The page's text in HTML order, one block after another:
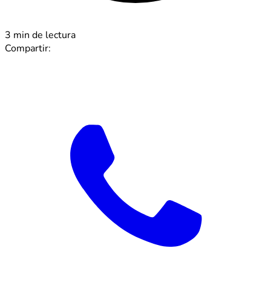
3 min de lectura
Compartir: